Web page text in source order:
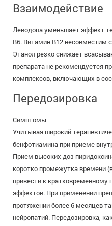
Взаимодействие
Леводопа уменьшает эффект
В6. Витамин В12 несовместим
Этанол резко снижает
препарата не рекомендуется
комплексов, включающих в
Передозировка
Симптомы
Учитывая широкий
бенфотиамина при приеме
Прием высоких доз
коротко промежутка времени
привести к кратковременному
эффектов. При применении
протяжении более 6 месяцев
нейропатий. Передозировка,